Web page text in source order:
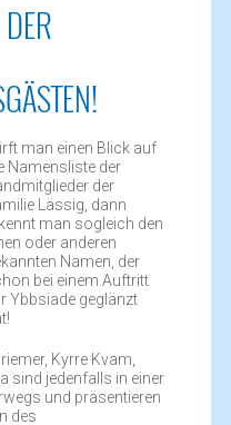
man einen Blick auf
Namensliste der
der
Lässig, dann
man sogleich den
oder anderen
Namen, der
bei einem Auftritt
Ybbsiade geglänzt
Kyrre Kvam,
sind jedenfalls in einer
und präsentieren
des